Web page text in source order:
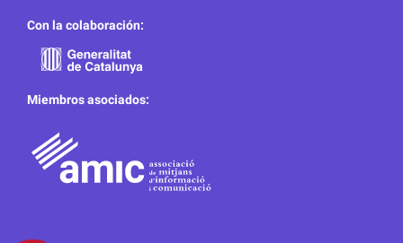
Con la colaboración:
Miembros asociados: